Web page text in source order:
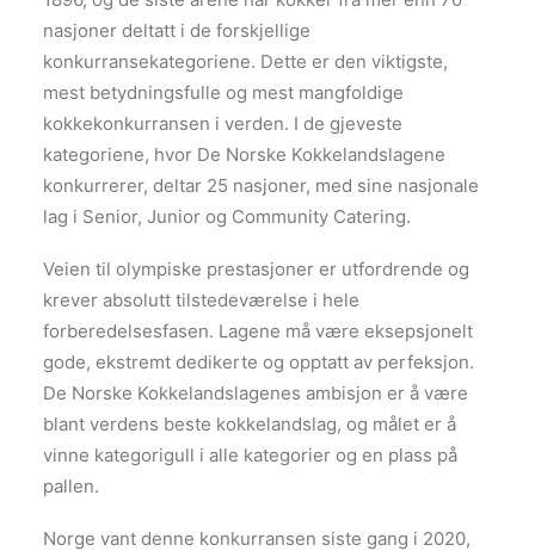
nasjoner deltatt i de forskjellige
konkurransekategoriene. Dette er den viktigste,
mest betydningsfulle og mest mangfoldige
kokkekonkurransen i verden. I de gjeveste
kategoriene, hvor De Norske Kokkelandslagene
konkurrerer, deltar 25 nasjoner, med sine nasjonale
lag i Senior, Junior og Community Catering.
Veien til olympiske prestasjoner er utfordrende og
krever absolutt tilstedeværelse i hele
forberedelsesfasen. Lagene må være eksepsjonelt
gode, ekstremt dedikerte og opptatt av perfeksjon.
De Norske Kokkelandslagenes ambisjon er å være
blant verdens beste kokkelandslag, og målet er å
vinne kategorigull i alle kategorier og en plass på
pallen.
Norge vant denne konkurransen siste gang i 2020,